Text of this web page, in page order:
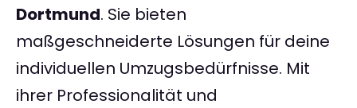
Dortmund. Sie bieten
maßgeschneiderte Lösungen für deine
individuellen Umzugsbedürfnisse. Mit
ihrer Professionalität und